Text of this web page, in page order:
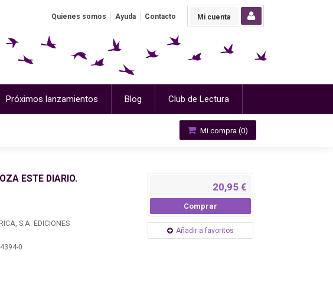
Mi cuenta
Quienes somos Ayuda Contacto
Próximos lanzamientos Blog Club de Lectura
Mi compra (0)
ESTE DIARIO.
S.A. EDICIONES
0
20,95 €
Comprar
Añadir a favoritos